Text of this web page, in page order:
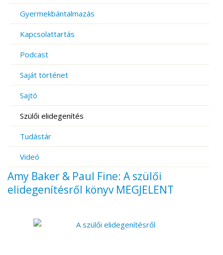
Gyermekbántalmazás
Kapcsolattartás
Podcast
Saját történet
Sajtó
Szülői elidegenítés
Tudástár
Videó
Amy Baker & Paul Fine: A szülői
elidegenítésről könyv MEGJELENT